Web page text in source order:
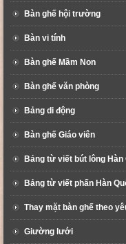
Bàn ghế hội trường
Bàn vi tính
Bàn ghế Mầm Non
Bàn ghế văn phòng
Bảng di động
Bàn ghế Giáo viên
Bảng từ viết bút lông Hàn
Bảng từ viết phấn Hàn
Thay mặt bàn ghế theo
Giường lưới